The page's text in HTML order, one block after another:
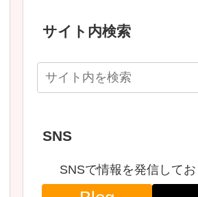
サイト内検索
SNS
SNSで情報を発信してお